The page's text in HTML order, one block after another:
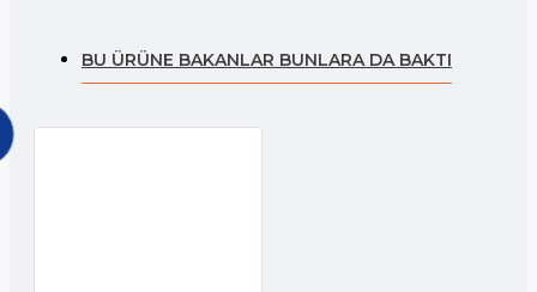
BU ÜRÜNE BAKANLAR BUNLARA DA BAKTI